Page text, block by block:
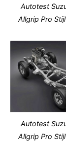
Autotest
Allgrip Pro
Autotest
Allgrip Pro